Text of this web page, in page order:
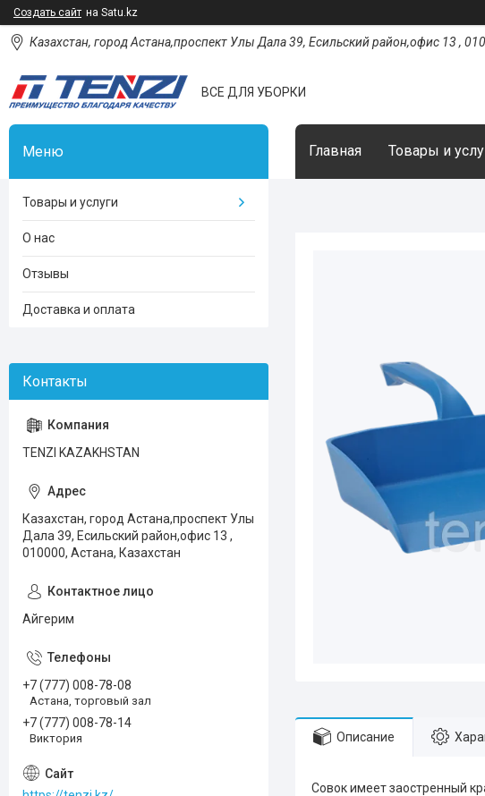
Создать сайт на Satu.kz
Казахстан, город Астана,проспект Улы Дала 39, Есильский район,офис 13 ,
ВСЕ ДЛЯ УБОРКИ
Главная Товары и
Описание
Совок имеет заостренный
Товары и услуги
О нас
Отзывы
Доставка и оплата
TENZI KAZAKHSTAN
Казахстан, город Астана,проспект Улы
Дала 39, Есильский район,офис 13 ,
010000, Астана, Казахстан
Айгерим
+7 (777) 008-78-08
Астана, торговый зал
+7 (777) 008-78-14
Виктория